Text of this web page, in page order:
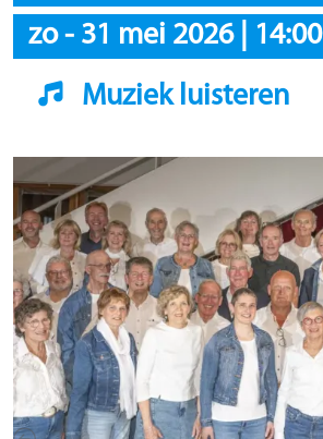
zo- 31 mei 2026| 14:00
Muziek luisteren